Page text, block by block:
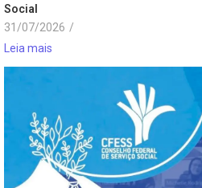
Social
31/07/2026 /
Leia mais